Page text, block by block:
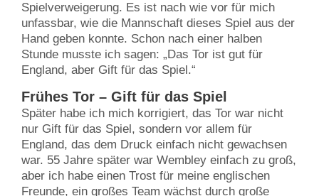
Spielverweigerung. Es ist nach wie vor für mich
unfassbar, wie die Mannschaft dieses Spiel aus der
Hand geben konnte. Schon nach einer halben
Stunde musste ich sagen: „Das Tor ist gut für
England, aber Gift für das Spiel.“
Frühes Tor – Gift für das Spiel
Später habe ich mich korrigiert, das Tor war nicht
nur Gift für das Spiel, sondern vor allem für
England, das dem Druck einfach nicht gewachsen
war. 55 Jahre später war Wembley einfach zu groß,
aber ich habe einen Trost für meine englischen
Freunde, ein großes Team wächst durch große